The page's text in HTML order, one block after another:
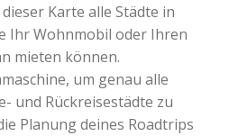
Karte alle Städte in
Ihr Wohnmobil oder Ihren
mieten können.
um genau alle
und Rückreisestädte zu
Planung deines Roadtrips